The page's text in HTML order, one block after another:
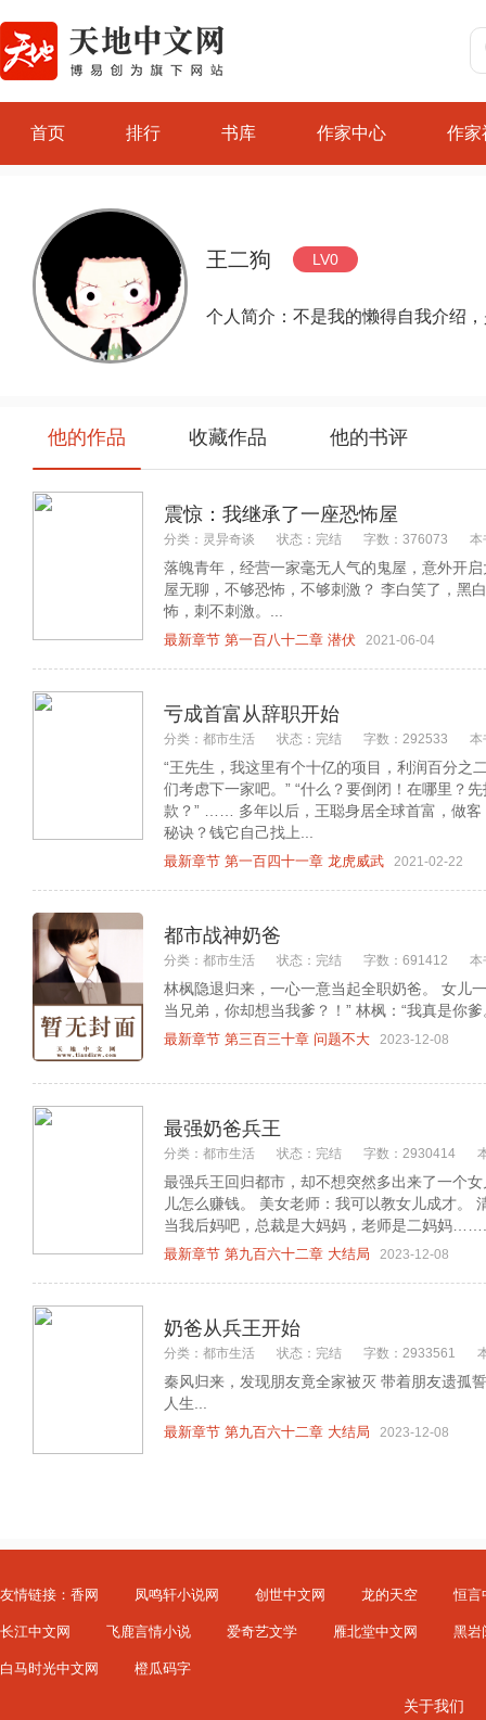
首页 排行 书库 作家中心 作家
王二狗 LV0
个人简介：不是我的懒得自我介绍
他的作品 收藏作品 他的书评
震惊：我继承了一座恐怖屋
分类：灵异奇谈 状态：完结 字数：376073 本
落魄青年，经营一家毫无人气的鬼屋，意外开
屋无聊，不够恐怖，不够刺激？ 李白笑了，黑
怖，刺不刺激。...
最新章节 第一百八十二章 潜伏 2021-06-04
亏成首富从辞职开始
分类：都市生活 状态：完结 字数：292533 本
“王先生，我这里有个十亿的项目，利润百分之
们考虑下一家吧。” “什么？要倒闭！在哪里？
款？” …… 多年以后，王聪身居全球首富，做客
秘诀？钱它自己找上...
最新章节 第一百四十一章 龙虎威武 2021-02-22
都市战神奶爸
分类：都市生活 状态：完结 字数：691412 本
林枫隐退归来，一心一意当起全职奶爸。 女儿
当兄弟，你却想当我爹？！” 林枫：“我真是你
最新章节 第三百三十章 问题不大 2023-12-08
最强奶爸兵王
分类：都市生活 状态：完结 字数：2930414
最强兵王回归都市，却不想突然多出来了一个
儿怎么赚钱。 美女老师：我可以教女儿成才
当我后妈吧，总裁是大妈妈，老师是二妈妈
最新章节 第九百六十二章 大结局 2023-12-08
奶爸从兵王开始
分类：都市生活 状态：完结 字数：2933561
秦风归来，发现朋友竟全家被灭 带着朋友遗孤
人生...
最新章节 第九百六十二章 大结局 2023-12-08
友情链接： 香网 凤鸣轩小说网 创世中文网 龙的天空 恒言
长江中文网 飞鹿言情小说 爱奇艺文学 雁北堂中文网 黑岩
白马时光中文网 橙瓜码字
关于我们